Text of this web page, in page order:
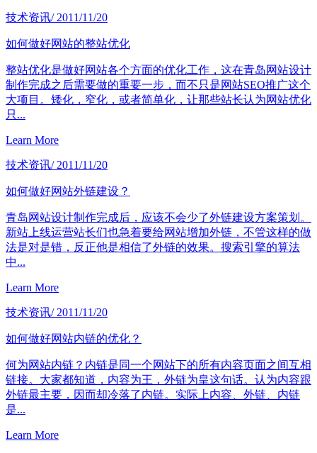
技术资讯/ 2011/11/20
如何做好网站的整站优化
整站优化是做好网站各个方面的优化工作，这在青岛网站设计
制作完成之后需要做的重要一步，而不只是网站SEO推广这个
大项目。矮化，窄化，或者简单化，让那些站长认为网站优化
只...
Learn More
技术资讯/ 2011/11/20
如何做好网站外链建设？
青岛网站设计制作完成后，应该不会少了外链建设方案策划。
新站上线运营站长们也急着要给网站增加外链，不管这样的做
法是对是错，反正他是相信了外链的效果。搜索引擎的算法
中...
Learn More
技术资讯/ 2011/11/20
如何做好网站内链的优化？
何为网站内链？内链是同一个网站下的所有内容页面之间互相
链接。大家都知道，内容为王，外链为皇这句话。认为内容跟
外链最主要，因而却冷落了内链。实际上内容、外链、内链
是...
Learn More